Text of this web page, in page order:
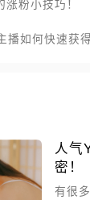
涨粉小技巧！
播如何快速获得
人气
密！
有很